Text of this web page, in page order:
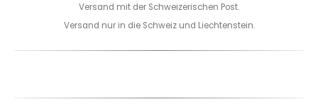
Versand mit der Schweizerischen Post.
Versand nur in die Schweiz und Liechtenstein.